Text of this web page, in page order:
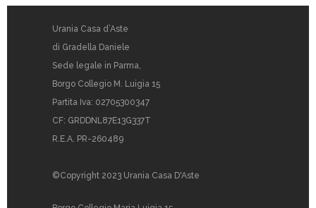
Urania Casa d’Aste
di Gradella Daniele
Sede legale in Parma,
Borgo Collegio M. Luigia 15
Partita Iva: 02705300347
CF: GRDDNL87E13G337T
R.E.A. PR-260489
©Copyright 2023 Urania Casa D'Aste